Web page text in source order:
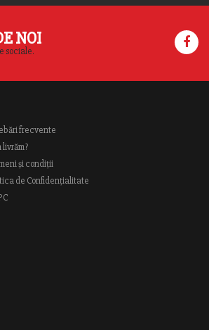
NOI
sociale.
frecvente
livrăm?
și condiții
de Confidențialitate